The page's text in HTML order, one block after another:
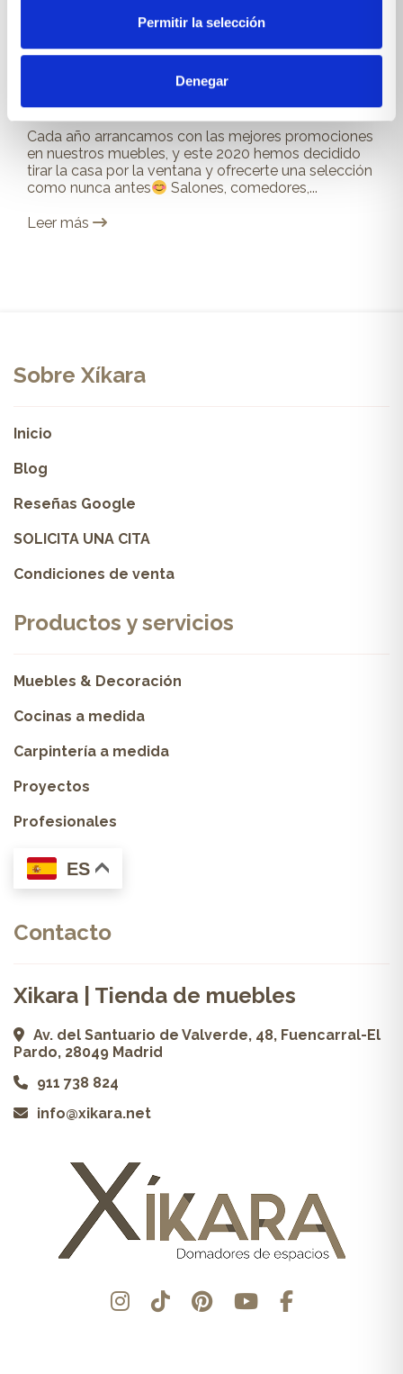
Permitir la selección
Denegar
REBAJAS en Xikara
Cada año arrancamos con las mejores promociones
en nuestros muebles, y este 2020 hemos decidido
tirar la casa por la ventana y ofrecerte una selección
como nunca antes
Salones, comedores,...
Leer más
Sobre Xíkara
Inicio
Blog
Reseñas Google
SOLICITA UNA CITA
Condiciones de venta
Productos y servicios
Muebles & Decoración
Cocinas a medida
Carpintería a medida
Proyectos
Profesionales
ES
Contacto
Xikara | Tienda de muebles
Av. del Santuario de Valverde, 48, Fuencarral-El
Pardo, 28049 Madrid
911 738 824
info@xikara.net